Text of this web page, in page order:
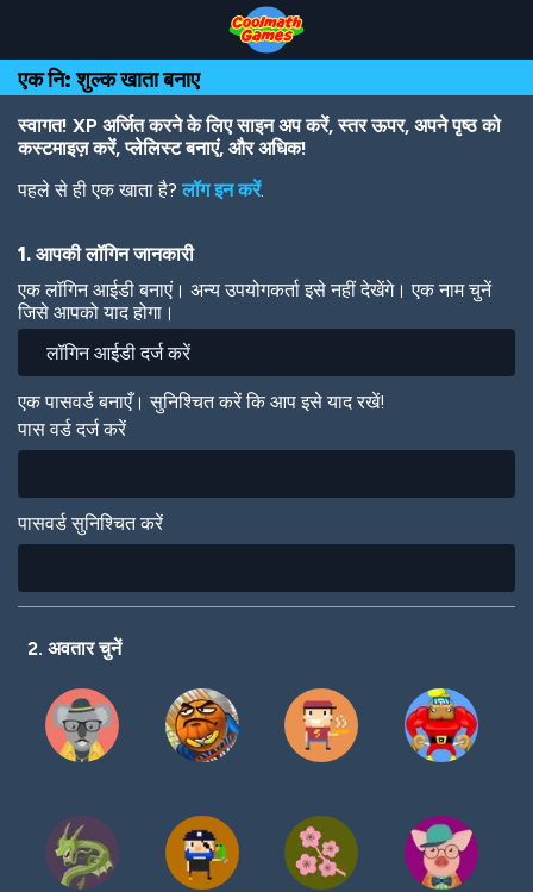
Top
of
Page
Navigation
Main
Content
Footer
main
content
एक नि: शुल्क खाता बनाए
स्वागत! XP अर्जित करने के लिए साइन अप करें, स्तर ऊपर, अपने पृष्ठ को
कस्टमाइज़ करें, प्लेलिस्ट बनाएं, और अधिक!
पहले से ही एक खाता है?लॉग इन करें.
1. आपकी लॉगिन जानकारी
एक लॉगिन आईडी बनाएं। अन्य उपयोगकर्ता इसे नहीं देखेंगे। एक नाम चुनें
जिसे आपको याद होगा।
एक पासवर्ड बनाएँ। सुनिश्चित करें कि आप इसे याद रखें!
पास वर्ड दर्ज करें
पासवर्ड सुनिश्चित करें
2. अवतार चुनें